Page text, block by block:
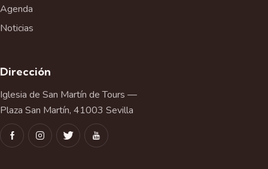
Agenda
Noticias
Dirección
Iglesia de San Martín de Tours —
Plaza San Martín, 41003 Sevilla